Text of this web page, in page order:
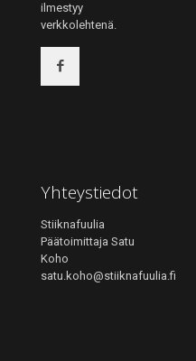
ilmestyy
verkkolehtenä.
Yhteystiedot
Stiiknafuulia
Päätoimittaja Satu
Koho
satu.koho@stiiknafuulia.fi